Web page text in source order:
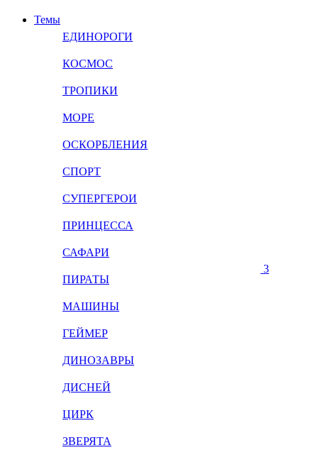
Темы
ЕДИНОРОГИ
КОСМОС
ТРОПИКИ
МОРЕ
ОСКОРБЛЕНИЯ
СПОРТ
СУПЕРГЕРОИ
ПРИНЦЕССА
САФАРИ
ПИРАТЫ
МАШИНЫ
ГЕЙМЕР
ДИНОЗАВРЫ
ДИСНЕЙ
ЦИРК
ЗВЕРЯТА
3